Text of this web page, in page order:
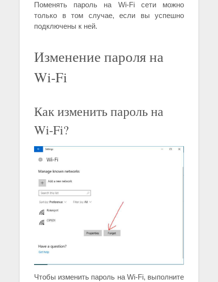
Поменять пароль на Wi-Fi сети можно
только в том случае, если вы успешно
подключены к ней.
Изменение пароля на
Wi-Fi
Как изменить пароль на
Wi-Fi?
Чтобы изменить пароль на Wi-Fi, выполните